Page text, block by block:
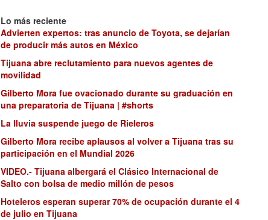
Lo más reciente
Advierten expertos: tras anuncio de Toyota, se dejarían
de producir más autos en México
Tijuana abre reclutamiento para nuevos agentes de
movilidad
Gilberto Mora fue ovacionado durante su graduación en
una preparatoria de Tijuana | #shorts
La lluvia suspende juego de Rieleros
Gilberto Mora recibe aplausos al volver a Tijuana tras su
participación en el Mundial 2026
VIDEO.- Tijuana albergará el Clásico Internacional de
Salto con bolsa de medio millón de pesos
Hoteleros esperan superar 70% de ocupación durante el 4
de julio en Tijuana